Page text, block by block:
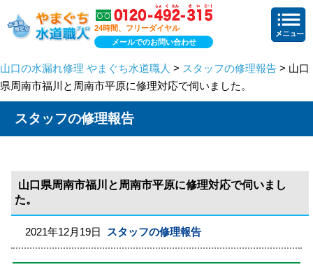
24時間、フリーダイヤル
メールでのお問い合わせ
山口の水漏れ修理 やまぐち水道職人 > スタッフの修理報告 > 山口
県周南市福川と周南市平原に修理対応で伺いました。
スタッフの修理報告
山口県周南市福川と周南市平原に修理対応で伺いまし
た。
2021年12月19日 スタッフの修理報告